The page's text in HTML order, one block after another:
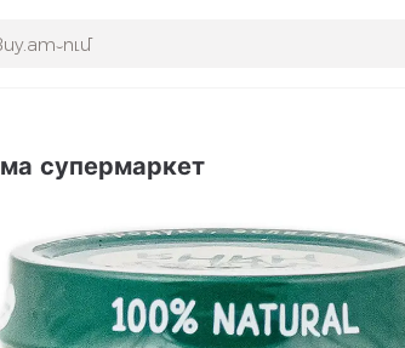
супермаркет